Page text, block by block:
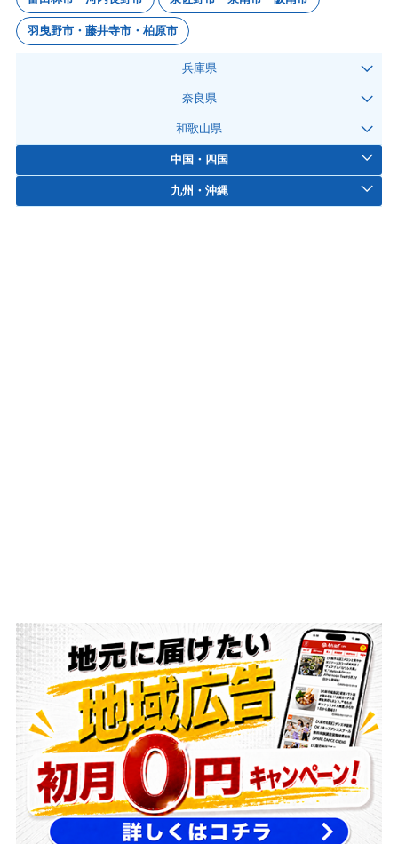
羽曳野市・藤井寺市・柏原市
兵庫県
奈良県
和歌山県
中国・四国
九州・沖縄